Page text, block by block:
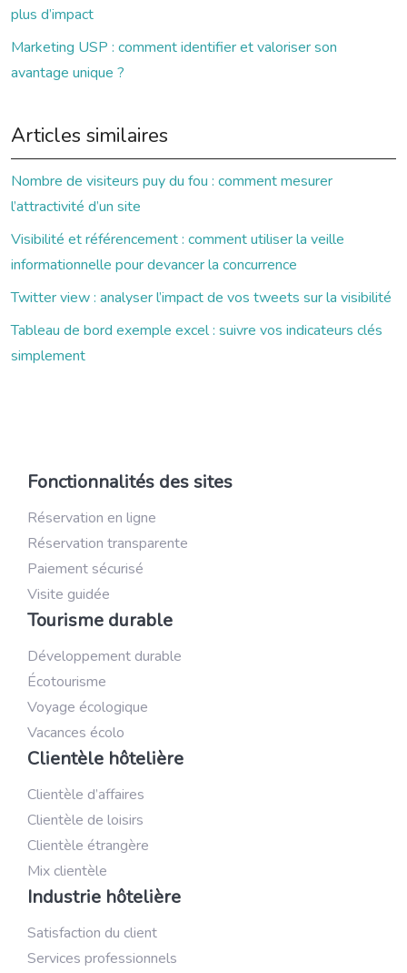
plus d’impact
Marketing USP : comment identifier et valoriser son
avantage unique ?
Articles similaires
Nombre de visiteurs puy du fou : comment mesurer
l’attractivité d’un site
Visibilité et référencement : comment utiliser la veille
informationnelle pour devancer la concurrence
Twitter view : analyser l’impact de vos tweets sur la visibilité
Tableau de bord exemple excel : suivre vos indicateurs clés
simplement
Fonctionnalités des sites
Réservation en ligne
Réservation transparente
Paiement sécurisé
Visite guidée
Tourisme durable
Développement durable
Écotourisme
Voyage écologique
Vacances écolo
Clientèle hôtelière
Clientèle d’affaires
Clientèle de loisirs
Clientèle étrangère
Mix clientèle
Industrie hôtelière
Satisfaction du client
Services professionnels